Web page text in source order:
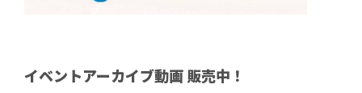
イベントアーカイブ動画 販売中！